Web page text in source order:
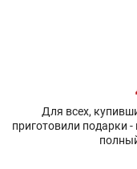
Для всех,
приготовили подарки